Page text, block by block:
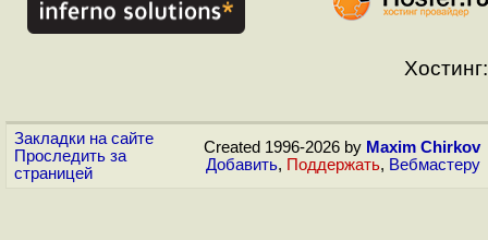
Хостинг:
Закладки на сайте
Проследить за
страницей
Created 1996-2026 by Maxim Chirkov
Добавить, Поддержать, Вебмастеру